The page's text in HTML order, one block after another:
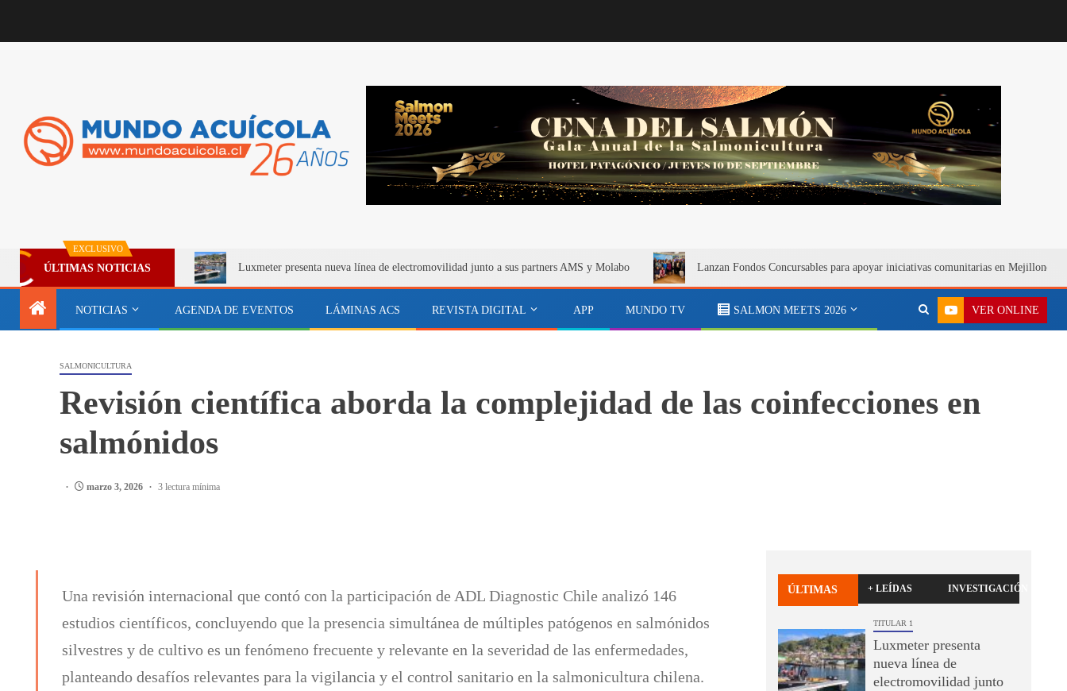
EXCLUSIVO
ÚLTIMAS NOTICIAS Luxmeter presenta nueva línea de electromovilidad junto a sus partners AMS y Molabo Lanzan Fondos Concursables para apoyar iniciativas comunitarias en Mejillones
NOTICIAS AGENDA DE EVENTOS LÁMINAS ACS REVISTA DIGITAL APP MUNDO TV SALMON MEETS 2026 VER ONLINE
SALMONICULTURA
Revisión científica aborda la complejidad de las coinfecciones en
salmónidos
marzo 3, 2026 3 lectura mínima
Una revisión internacional que contó con la participación de ADL Diagnostic Chile analizó 146
estudios científicos, concluyendo que la presencia simultánea de múltiples patógenos en salmónidos
silvestres y de cultivo es un fenómeno frecuente y relevante en la severidad de las enfermedades,
planteando desafíos relevantes para la vigilancia y el control sanitario en la salmonicultura chilena.
ÚLTIMAS + LEÍDAS INVESTIGACIÓN
TITULAR 1
Luxmeter presenta
nueva línea de
electromovilidad junto